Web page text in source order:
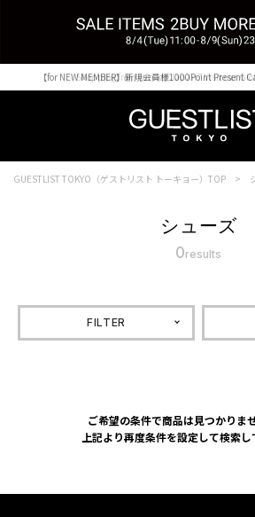
Shopping from outside Japan? Visit our
【for NEW MEMBER】新規会員様1000Point
GUESTLIST TOKYO（ゲストリスト トーキョー）TOP
シューズ
0results
FILTER
ご希望の条件で商品は見つかりま
上記より再度条件を設定して検索し